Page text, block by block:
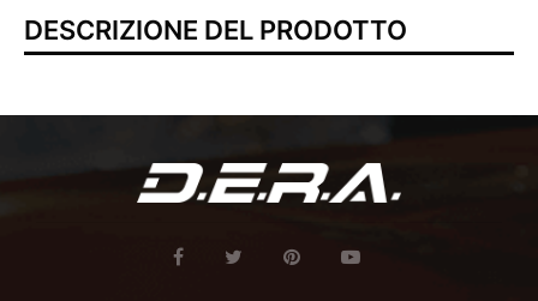
DESCRIZIONE DEL PRODOTTO